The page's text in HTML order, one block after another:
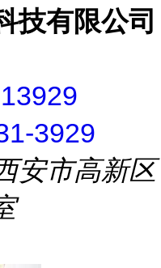
技有限公司
3929
安市高新区